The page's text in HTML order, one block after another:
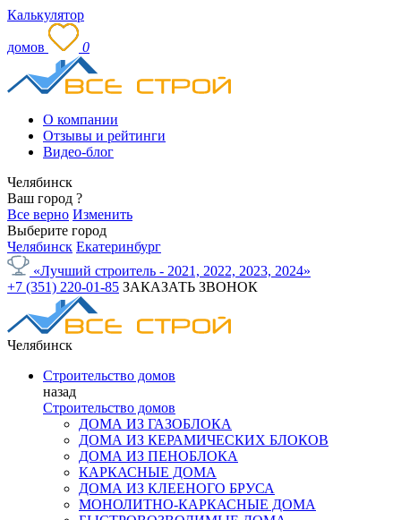
Калькулятор
домов 0
О компании
Отзывы и рейтинги
Видео-блог
Челябинск
Ваш город ?
Все верно Изменить
Выберите город
Челябинск Екатеринбург
«Лучший строитель - 2021, 2022, 2023, 2024»
+7 (351) 220-01-85 ЗАКАЗАТЬ ЗВОНОК
Челябинск
Строительство домов
назад
Строительство домов
ДОМА ИЗ ГАЗОБЛОКА
ДОМА ИЗ КЕРАМИЧЕСКИХ БЛОКОВ
ДОМА ИЗ ПЕНОБЛОКА
КАРКАСНЫЕ ДОМА
ДОМА ИЗ КЛЕЕНОГО БРУСА
МОНОЛИТНО-КАРКАСНЫЕ ДОМА